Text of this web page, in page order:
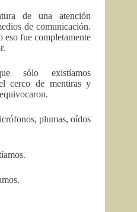
de una atención
de comunicación.
eso fue completamente
sólo existíamos
cerco de mentiras y
plumas, oídos